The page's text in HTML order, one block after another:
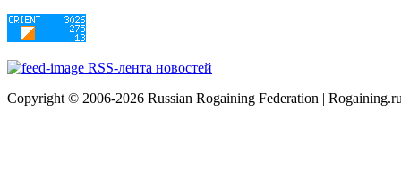
RSS-лента новостей
Copyright © 2006-2026 Russian Rogaining Federation |